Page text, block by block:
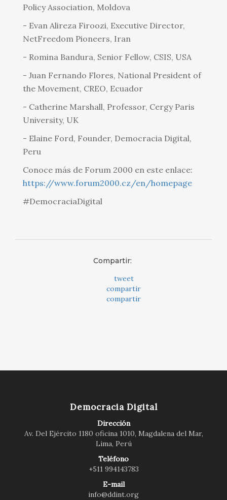
Policy Association, Moldova
- Evan Alireza Firoozi, Executive Director,
NetFreedom Pioneers, Iran
- Romina Bandura, Senior Fellow, CSIS, USA
- Juan Fernando Flores, National President of
the Movement, CREO, Ecuador
- Catherine Marshall, Professor, Cergy Paris
University, UK
- Elaine Ford, Founder, Democracia Digital,
Peru
Conoce más de Forum 2000 en este enlace:
https://www.forum2000.cz/en/homepage
#DemocraciaDigital
Compartir:
tweet
compartir
compartir
Democracia Digital
Dirección
Av. Del Ejército 1180 oficina 1010, Magdalena del Mar,
Lima, Perú
Teléfono
+511 994143783
E-mail
info@ddint.org